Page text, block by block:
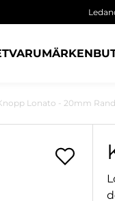
VARUMÄRKEN
Lonato - 20mm Rand